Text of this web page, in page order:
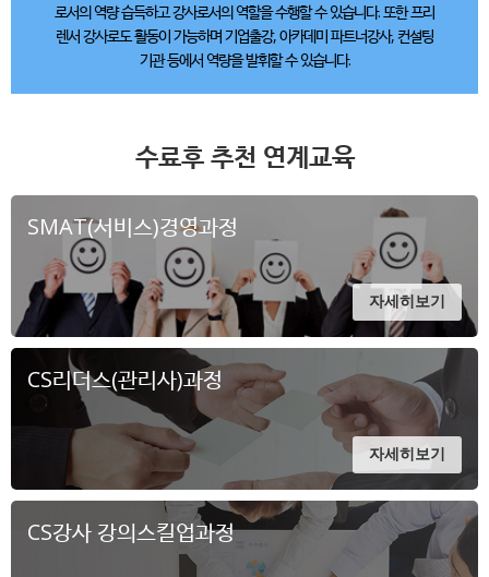
로서의 역량 습득하고 강사로서의 역할을 수행할 수 있습니다. 또한 프리
렌서 강사로도 활동이 가능하며 기업출강, 아카데미 파트너강사, 컨설팅
기관 등에서 역량을 발휘할 수 있습니다.
수료후 추천 연계교육
SMAT(서비스)경영과정
자세히보기
CS리더스(관리사)과정
자세히보기
CS강사 강의스킬업과정